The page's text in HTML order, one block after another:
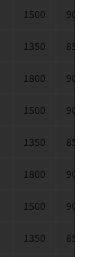
1500 900
1350 850
1800 900
1500 900
1350 850
1800 900
1500 900
1350 850